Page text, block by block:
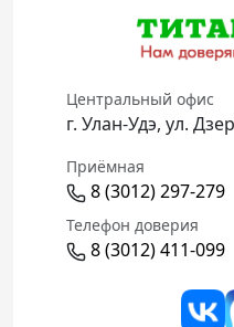
Центральный офис
г. Улан-Удэ, ул.
Приёмная
8 (3012) 297-279
Телефон доверия
8 (3012) 411-099